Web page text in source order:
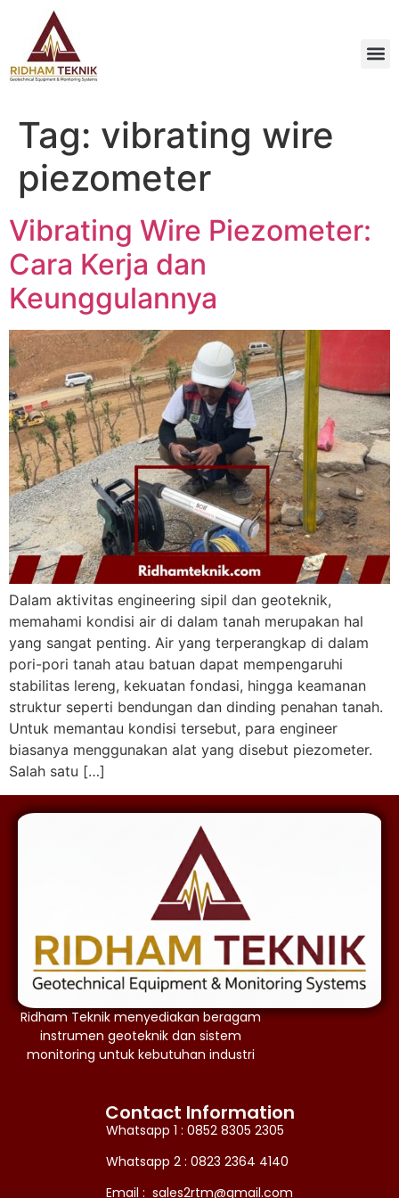
Tag: vibrating wire
piezometer
Vibrating Wire Piezometer:
Cara Kerja dan
Keunggulannya
Dalam aktivitas engineering sipil dan geoteknik,
memahami kondisi air di dalam tanah merupakan hal
yang sangat penting. Air yang terperangkap di dalam
pori-pori tanah atau batuan dapat mempengaruhi
stabilitas lereng, kekuatan fondasi, hingga keamanan
struktur seperti bendungan dan dinding penahan tanah.
Untuk memantau kondisi tersebut, para engineer
biasanya menggunakan alat yang disebut piezometer.
Salah satu […]
Ridham Teknik menyediakan beragam
instrumen geoteknik dan sistem
monitoring untuk kebutuhan industri
Contact Information
Whatsapp 1 : 0852 8305 2305
Whatsapp 2 : 0823 2364 4140
Email : sales2rtm@gmail.com